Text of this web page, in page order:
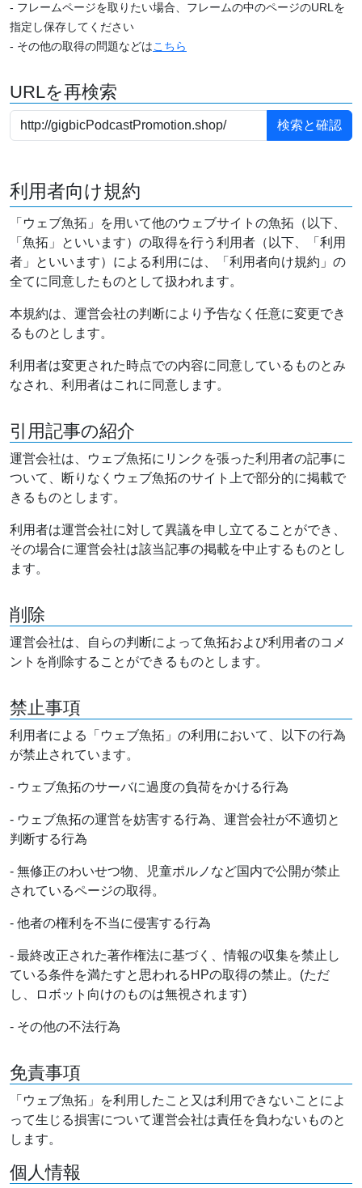
- フレームページを取りたい場合、フレームの中のページのURLを
指定し保存してください
- その他の取得の問題などはこちら
URLを再検索
利用者向け規約
「ウェブ魚拓」を用いて他のウェブサイトの魚拓（以下、
「魚拓」といいます）の取得を行う利用者（以下、「利用
者」といいます）による利用には、「利用者向け規約」の
全てに同意したものとして扱われます。
本規約は、運営会社の判断により予告なく任意に変更でき
るものとします。
利用者は変更された時点での内容に同意しているものとみ
なされ、利用者はこれに同意します。
引用記事の紹介
運営会社は、ウェブ魚拓にリンクを張った利用者の記事に
ついて、断りなくウェブ魚拓のサイト上で部分的に掲載で
きるものとします。
利用者は運営会社に対して異議を申し立てることができ、
その場合に運営会社は該当記事の掲載を中止するものとし
ます。
削除
運営会社は、自らの判断によって魚拓および利用者のコメ
ントを削除することができるものとします。
禁止事項
利用者による「ウェブ魚拓」の利用において、以下の行為
が禁止されています。
- ウェブ魚拓のサーバに過度の負荷をかける行為
- ウェブ魚拓の運営を妨害する行為、運営会社が不適切と
判断する行為
- 無修正のわいせつ物、児童ポルノなど国内で公開が禁止
されているページの取得。
- 他者の権利を不当に侵害する行為
- 最終改正された著作権法に基づく、情報の収集を禁止し
ている条件を満たすと思われるHPの取得の禁止。(ただ
し、ロボット向けのものは無視されます)
- その他の不法行為
免責事項
「ウェブ魚拓」を利用したこと又は利用できないことによ
って生じる損害について運営会社は責任を負わないものと
します。
個人情報